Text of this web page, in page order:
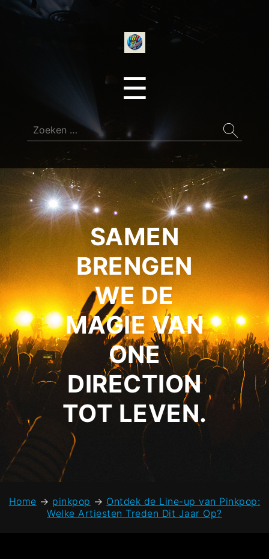
☰
Zoeken
naar:
SAMEN
BRENGEN
WE DE
MAGIE VAN
ONE
DIRECTION
TOT LEVEN.
Home → pinkpop → Ontdek de Line-up van Pinkpop:
Welke Artiesten Treden Dit Jaar Op?